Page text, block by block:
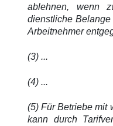
ablehnen, wenn
dienstliche
Arbeitnehmer
(3) ...
(4) ...
(5) Für Betriebe mit
kann durch